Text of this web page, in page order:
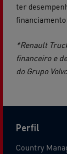
ter
*Renault
financeiro e
do Grupo
Perfil
Country